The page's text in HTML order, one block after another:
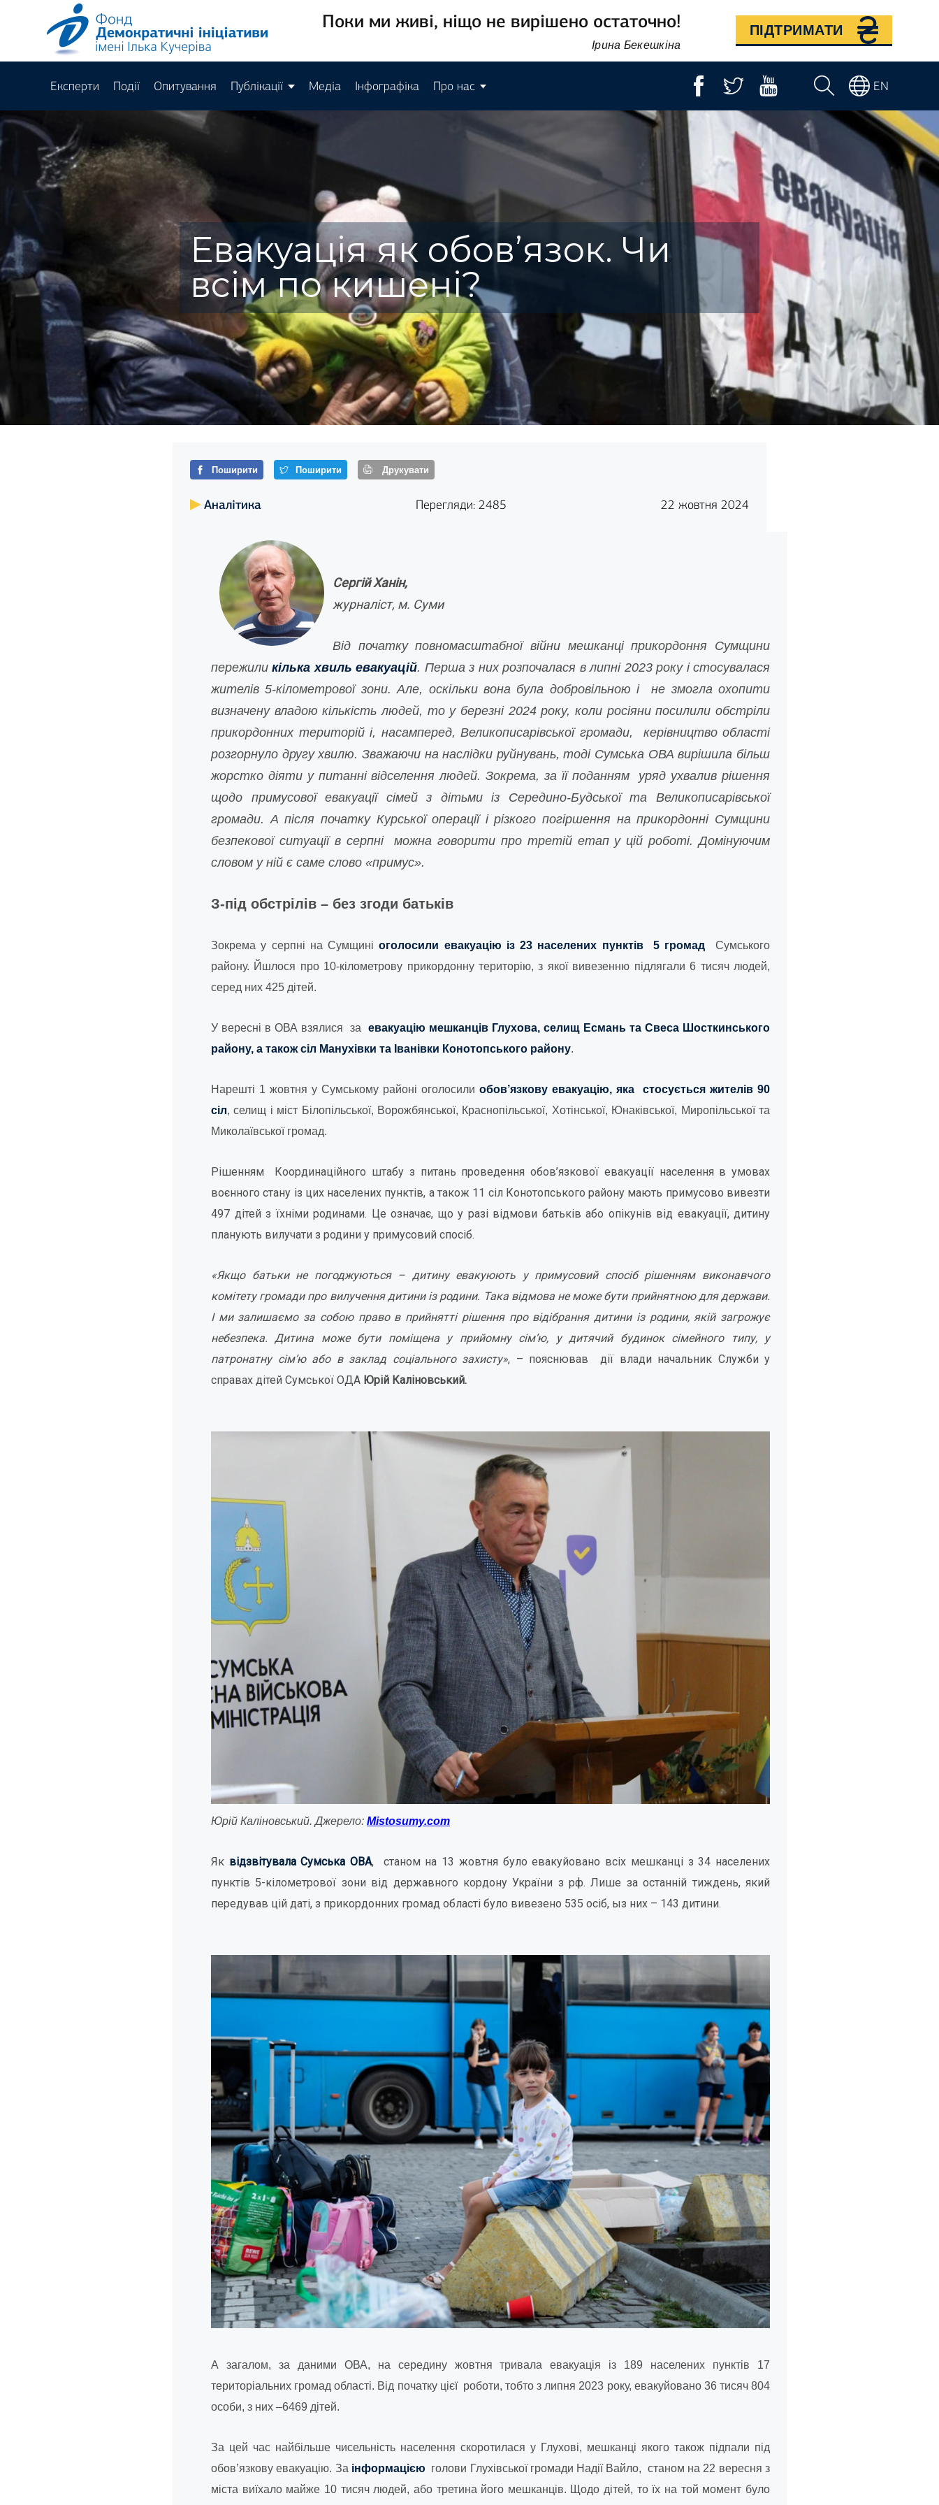
Поки ми живі, ніщо не вирішено остаточно!
Ірина Бекешкіна
ПІДТРИМАТИ
Експерти Події Опитування Публікації Медіа Інфографіка Про нас EN
Евакуація як обов’язок. Чи
всім по кишені?
Поширити Поширити Друкувати
Аналітика Перегляди: 2485 22 жовтня 2024
Сергій Ханін,
журналіст, м. Суми
Від початку повномасштабної війни мешканці прикордоння Сумщини
пережиликілька хвиль евакуацій. Перша з них розпочалася в липні 2023 року і стосувалася
жителів 5-кілометрової зони. Але, оскільки вона була добровільною і не змогла охопити
визначену владою кількість людей, то у березні 2024 року, коли росіяни посилили обстріли
прикордонних територій і, насамперед, Великописарівської громади, керівництво області
розгорнуло другу хвилю. Зважаючи на наслідки руйнувань, тоді Сумська ОВА вирішила більш
жорстко діяти у питанні відселення людей. Зокрема, за її поданням уряд ухвалив рішення
щодо примусової евакуації сімей з дітьми із Середино-Будської та Великописарівської
громади. А після початку Курської операції і різкого погіршення на прикордонні Сумщини
безпекової ситуації в серпні можна говорити про третій етап у цій роботі. Домінуючим
словом у ній є саме слово «примус».
З-під обстрілів – без згоди батьків
Зокрема у серпні на Сумщиніоголосили евакуацію із 23 населених пунктів 5 громад
Сумського
району. Йшлося про 10-кілометрову прикордонну територію, з якої вивезенню підлягали 6 тисяч людей,
серед них 425 дітей.
У вересні в ОВА взялися за евакуацію мешканців Глухова, селищ Есмань та Свеса Шосткинського
району, а також сіл Манухівки та Іванівки Конотопського району.
Нарешті 1 жовтня у Сумському районі оголосили обов’язкову евакуацію, яка стосується жителів 90
сіл, селищ і міст Білопільської, Ворожбянської, Краснопільської, Хотінської, Юнаківської, Миропільської та
Миколаївської громад.
Рішенням Координаційного штабу з питань проведення обов’язкової евакуації населення в умовах
воєнного стану із цих населених пунктів, а також 11 сіл Конотопського району мають примусово вивезти
497 дітей з їхніми родинами. Це означає, що у разі відмови батьків або опікунів від евакуації, дитину
планують вилучати з родини у примусовий спосіб.
«Якщо батьки не погоджуються – дитину евакуюють у примусовий спосіб рішенням виконавчого
комітету громади про вилучення дитини із родини. Така відмова не може бути прийнятною для держави.
І ми залишаємо за собою право в прийнятті рішення про відібрання дитини із родини, якій загрожує
небезпека. Дитина може бути поміщена у прийомну сім’ю, у дитячий будинок сімейного типу, у
патронатну сім’ю або в заклад соціального захисту», – пояснював дії влади начальник Служби у
справах дітей Сумської ОДА Юрій Каліновський.
Юрій Каліновський. Джерело: Mistosumy.com
Як відзвітувала Сумська ОВА, станом на 13 жовтня було евакуйовано всіх мешканці з 34 населених
пунктів 5-кілометрової зони від державного кордону України з рф. Лише за останній тиждень, який
передував цій даті, з прикордонних громад області було вивезено 535 осіб, ыз них – 143 дитини.
А загалом, за даними ОВА, на середину жовтня тривала евакуація із 189 населених пунктів 17
територіальних громад області. Від початку цієї роботи, тобто з липня 2023 року, евакуйовано 36 тисяч 804
особи, з них –6469 дітей.
За цей час найбільше чисельність населення скоротилася у Глухові, мешканці якого також підпали під
обов’язкову евакуацію. За інформацією голови Глухівської громади Надії Вайло, станом на 22 вересня з
міста виїхало майже 10 тисяч людей, або третина його мешканців. Щодо дітей, то їх на той момент було